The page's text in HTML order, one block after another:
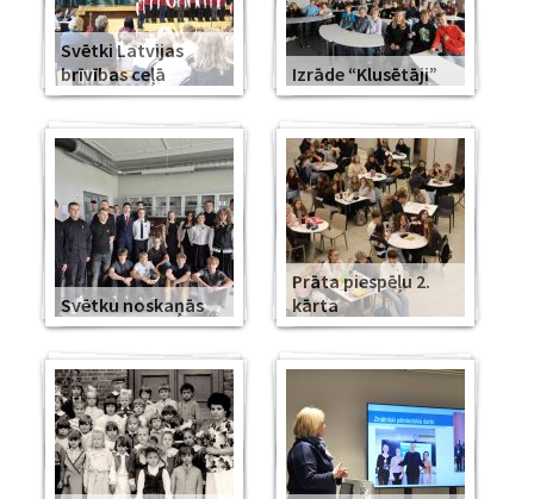
Svētki Latvijas
brīvības ceļā
Izrāde “Klusētāji”
Svētku noskaņās
Prāta piespēļu 2.
kārta